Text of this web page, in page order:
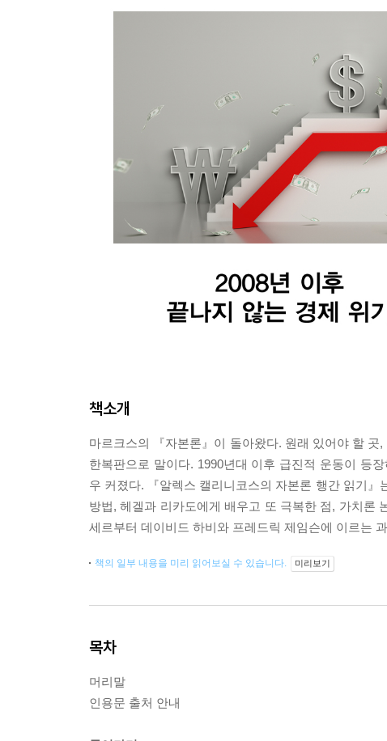
책소개
마르크스의 『자본론』이 돌아왔다. 원래 있어야 할
한복판으로 말이다. 1990년대 이후 급진적 운동이 등
우 커졌다. 『알렉스 캘리니코스의 자본론 행간 읽기
방법, 헤겔과 리카도에게 배우고 또 극복한 점, 가치론
세르부터 데이비드 하비와 프레드릭 제임슨에 이르는
책의 일부 내용을 미리 읽어보실 수 있습니다. 미리보기
목차
머리말
인용문 출처 안내